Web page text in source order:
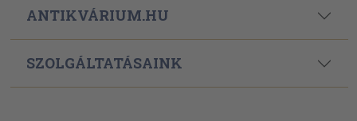
ANTIKVÁRIUM.HU
SZOLGÁLTATÁSAINK